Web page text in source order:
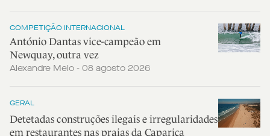
COMPETIÇÃO INTERNACIONAL
António Dantas vice-campeão em
Newquay, outra vez
Alexandre Melo - 08 agosto 2026
GERAL
Detetadas construções ilegais e irregularidades
em restaurantes nas praias da Caparica